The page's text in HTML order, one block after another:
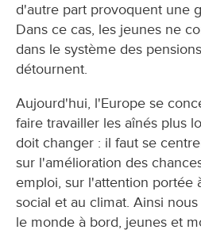
d'autre part provoquent une
Dans ce cas, les jeunes ne
dans le système des
détournent.
Aujourd'hui, l'Europe se
faire travailler les aînés plus
doit changer : il faut se
sur l'amélioration des
emploi, sur l'attention portée
social et au climat. Ainsi
le monde à bord, jeunes et